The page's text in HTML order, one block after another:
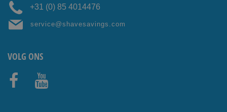
+31 (0) 85 4014476
service@shavesavings.com
VOLG ONS